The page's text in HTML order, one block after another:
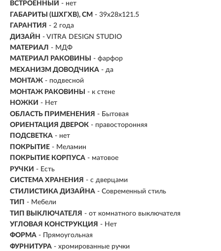
ВСТРОЕННЫЙ - нет
ГАБАРИТЫ (ШХГХВ), СМ - 39х28х121.5
ГАРАНТИЯ - 2 года
ДИЗАЙН - VITRA DESIGN STUDIO
МАТЕРИАЛ - МДФ
МАТЕРИАЛ РАКОВИНЫ
- фарфор
МЕХАНИЗМ ДОВОДЧИКА - да
МОНТАЖ - подвесной
МОНТАЖ РАКОВИНЫ
- к стене
НОЖКИ - Нет
ОБЛАСТЬ ПРИМЕНЕНИЯ - Бытовая
ОРИЕНТАЦИЯ ДВЕРОК - правосторонняя
ПОДСВЕТКА - нет
ПОКРЫТИЕ - Меламин
ПОКРЫТИЕ КОРПУСА - матовое
РУЧКИ - Есть
СИСТЕМА ХРАНЕНИЯ - с дверцами
СТИЛИСТИКА ДИЗАЙНА - Современный стиль
ТИП - Мебели
ТИП ВЫКЛЮЧАТЕЛЯ - от комнатного выключателя
УГЛОВАЯ КОНСТРУКЦИЯ - Нет
ФОРМА - Прямоугольная
ФУРНИТУРА - хромированные ручки